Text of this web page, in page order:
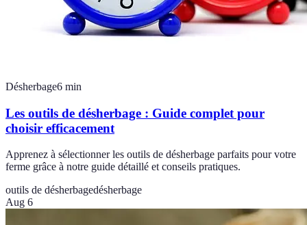
Désherbage6 min
Les outils de désherbage : Guide complet pour
choisir efficacement
Apprenez à sélectionner les outils de désherbage parfaits pour votre
ferme grâce à notre guide détaillé et conseils pratiques.
outils de désherbagedésherbage
Aug 6